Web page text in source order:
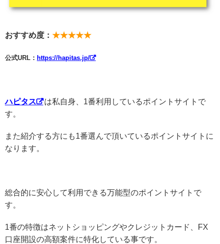
おすすめ度： ★★★★★
公式URL： https://hapitas.jp/
ハピタス
は私自身、1番利用しているポイントサイトで
す。
また紹介する方にも1番選んで頂いているポイントサイトに
なります。
総合的に安心して利用できる万能型のポイントサイトで
す。
1番の特徴はネットショッピングやクレジットカード、FX
口座開設の高額案件に特化している事です。